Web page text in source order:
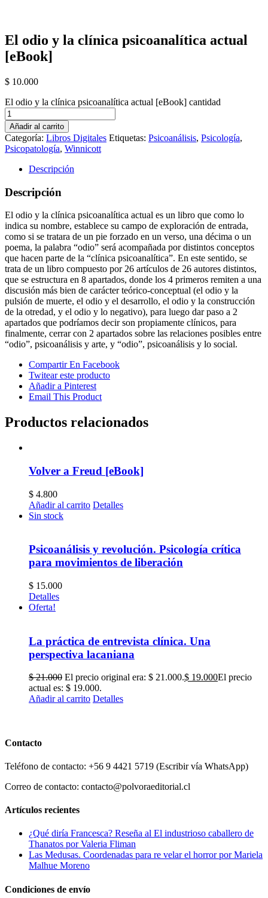
El odio y la clínica psicoanalítica actual
[eBook]
$ 10.000
El odio y la clínica psicoanalítica actual [eBook] cantidad
Añadir al carrito
Categoría: Libros Digitales Etiquetas: Psicoanálisis, Psicología,
Psicopatología, Winnicott
Descripción
Descripción
El odio y la clínica psicoanalítica actual es un libro que como lo
indica su nombre, establece su campo de exploración de entrada,
como si se tratara de un pie forzado en un verso, una décima o un
poema, la palabra “odio” será acompañada por distintos conceptos
que hacen parte de la “clínica psicoanalítica”. En este sentido, se
trata de un libro compuesto por 26 artículos de 26 autores distintos,
que se estructura en 8 apartados, donde los 4 primeros remiten a una
discusión más bien de carácter teórico-conceptual (el odio y la
pulsión de muerte, el odio y el desarrollo, el odio y la construcción
de la otredad, y el odio y lo negativo), para luego dar paso a 2
apartados que podríamos decir son propiamente clínicos, para
finalmente, cerrar con 2 apartados sobre las relaciones posibles entre
“odio”, psicoanálisis y arte, y “odio”, psicoanálisis y lo social.
Compartir En Facebook
Twitear este producto
Añadir a Pinterest
Email This Product
Productos relacionados
Volver a Freud [eBook]
$ 4.800
Añadir al carrito Detalles
Sin stock
Psicoanálisis y revolución. Psicología crítica
para movimientos de liberación
$ 15.000
Detalles
Oferta!
La práctica de entrevista clínica. Una
perspectiva lacaniana
$21.000 El precio original era: $ 21.000.$ 19.000El precio
actual es: $ 19.000.
Añadir al carrito Detalles
Contacto
Teléfono de contacto: +56 9 4421 5719 (Escribir vía WhatsApp)
Correo de contacto: contacto@polvoraeditorial.cl
Artículos recientes
¿Qué diría Francesca? Reseña al El industrioso caballero de
Thanatos por Valeria Fliman
Las Medusas. Coordenadas para re velar el horror por Mariela
Malhue Moreno
Condiciones de envío